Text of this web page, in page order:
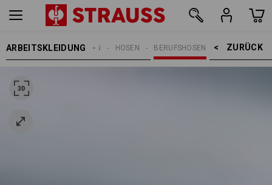
ARBEITSKLEIDUNG ZURÜCK    >
BERUFSHOSEN
HOSEN
DAMEN